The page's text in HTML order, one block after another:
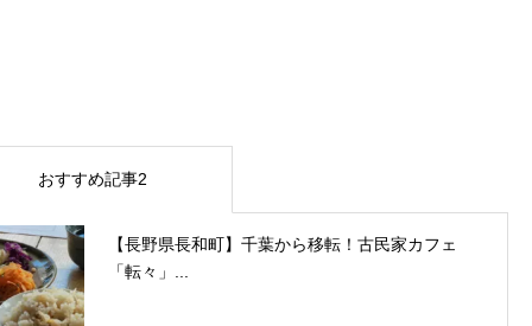
おすすめ記事2
【長野県長和町】千葉から移転！古民家カフェ
「転々」...